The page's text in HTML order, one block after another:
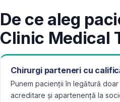
De ce aleg
Clinic Medical
Chirurgi parteneri cu
Punem pacienții în legătură
acreditare și apartenență la